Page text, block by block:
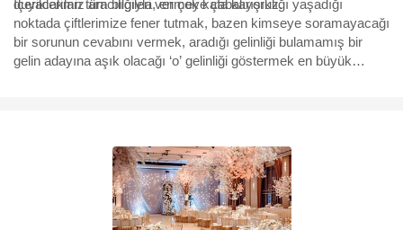
duyacakları tüm bilgileri vermeye çabalıyoruz.
İçeriklerimiz aracılığıyla, en çok kafa karışıklığı yaşadığı
noktada çiftlerimize fener tutmak, bazen kimseye soramayacağı
bir sorunun cevabını vermek, aradığı gelinliği bulamamış bir
gelin adayına aşık olacağı ‘o’ gelinliği göstermek en büyük